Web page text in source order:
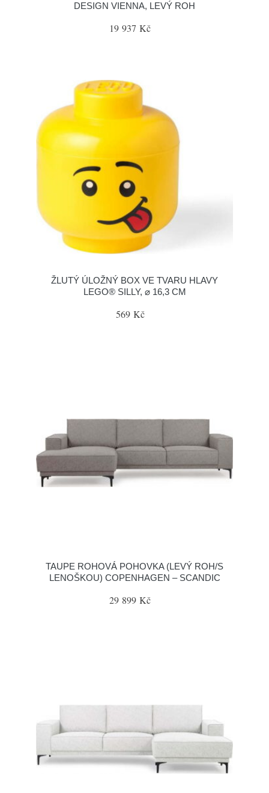
DESIGN VIENNA, LEVÝ ROH
19 937 Kč
ŽLUTÝ ÚLOŽNÝ BOX VE TVARU HLAVY
LEGO® SILLY, ⌀ 16,3 CM
569 Kč
TAUPE ROHOVÁ POHOVKA (LEVÝ ROH/S
LENOŠKOU) COPENHAGEN – SCANDIC
29 899 Kč